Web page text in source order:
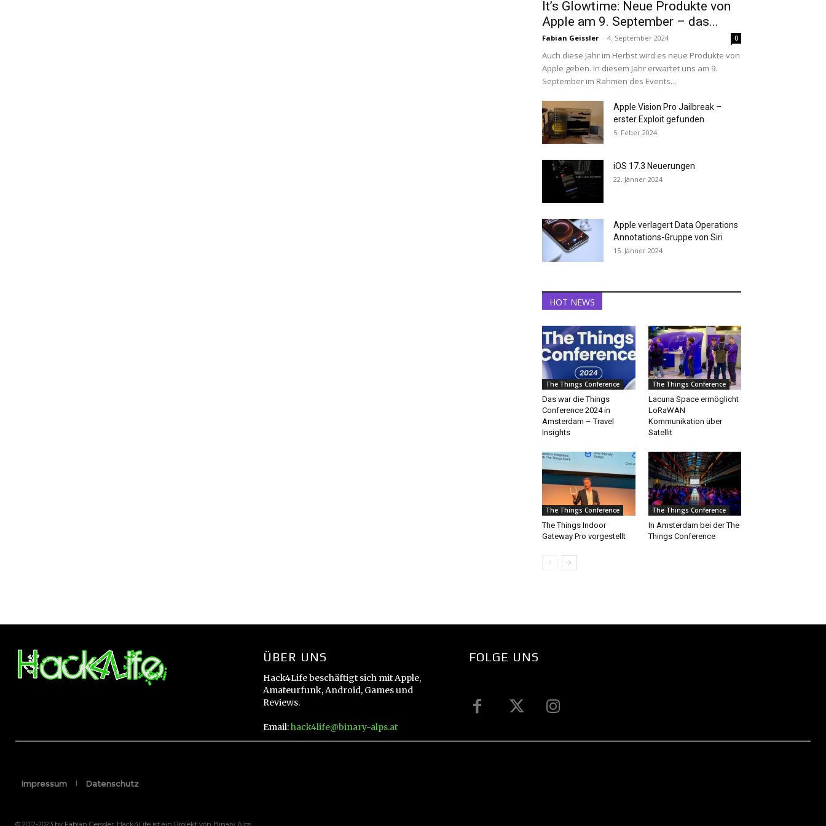
It’s Glowtime: Neue Produkte von
Apple am 9. September – das...
Fabian Geissler - 4. September 2024 0
Auch diese Jahr im Herbst wird es neue Produkte von
Apple geben. In diesem Jahr erwartet uns am 9.
September im Rahmen des Events...
Apple Vision Pro Jailbreak –
erster Exploit gefunden
5. Feber 2024
iOS 17.3 Neuerungen
22. Jänner 2024
Apple verlagert Data Operations
Annotations-Gruppe von Siri
15. Jänner 2024
HOT NEWS
The Things Conference
Das war die Things
Conference 2024 in
Amsterdam – Travel
Insights
The Things Conference
Lacuna Space ermöglicht
LoRaWAN
Kommunikation über
Satellit
The Things Conference
The Things Indoor
Gateway Pro vorgestellt
The Things Conference
In Amsterdam bei der The
Things Conference
ÜBER UNS
Hack4Life beschäftigt sich mit Apple,
Amateurfunk, Android, Games und
Reviews.
Email:hack4life@binary-alps.at
FOLGE UNS
Impressum Datenschutz